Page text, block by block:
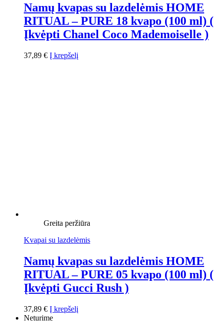
Namų kvapas su lazdelėmis HOME
RITUAL – PURE 18 kvapo (100 ml) (
Įkvėpti Chanel Coco Mademoiselle )
37,89 € Į krepšelį
Greita peržiūra
Kvapai su lazdelėmis
Namų kvapas su lazdelėmis HOME
RITUAL – PURE 05 kvapo (100 ml) (
Įkvėpti Gucci Rush )
37,89 € Į krepšelį
Neturime